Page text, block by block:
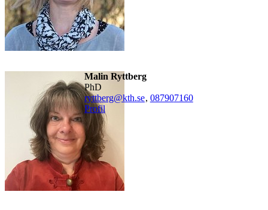
Malin Ryttberg
PhD
ryttberg@kth.se, 087907160
Profil